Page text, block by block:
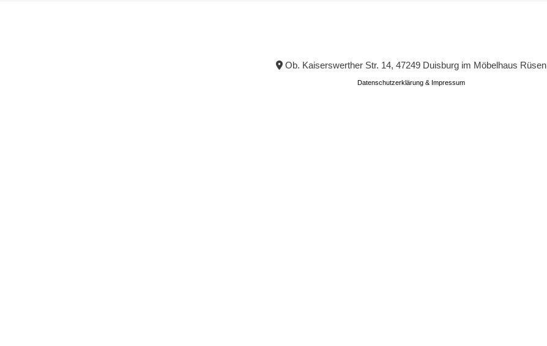
Ob. Kaiserswerther Str. 14, 47249 Duisburg im Möbelhaus Rüsen
Datenschutzerklärung & Impressum